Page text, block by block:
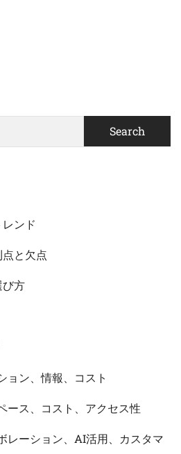
ンド
と欠点
び方
ョン、情報、コスト
ース、コスト、アクセス性
レーション、AI活用、カスタマ